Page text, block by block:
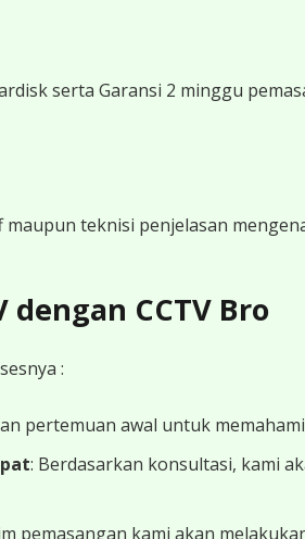
serta Garansi 2 minggu
teknisi penjelasan
dengan CCTV Bro
:
pertemuan awal untuk
: Berdasarkan konsultasi, kami
pemasangan kami akan